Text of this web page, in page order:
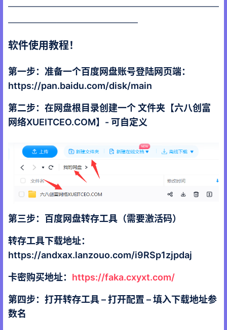
——————————————————————————
————————————————
软件使用教程！
第一步：准备一个百度网盘账号登陆网页端：
https://pan.baidu.com/disk/main
第二步：在网盘根目录创建一个 文件夹【六八创富
网络XUEITCEO.COM】- 可自定义
第三步：百度网盘转存工具（需要激活码）
转存工具下载地址：
https://andxax.lanzouo.com/i9RSp1zjpdaj
卡密购买地址： https://faka.cxyxt.com/
第四步：打开转存工具 – 打开配置 – 填入下载地址参
数名